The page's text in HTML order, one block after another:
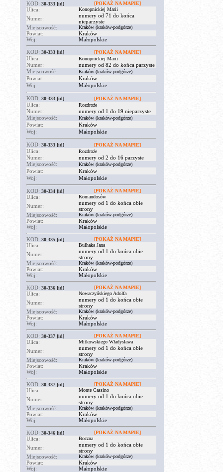
KOD: 30-333 [id] [POKAŻ NA MAPIE]
Ulica: Konopnickiej Marii
Numer:
numery od 71 do końca
nieparzyste
Miejscowość:
Kraków (kraków-podgórze)
Powiat:
Kraków
Woj:
Małopolskie
KOD: 30-333 [id] [POKAŻ NA MAPIE]
Ulica: Konopnickiej Marii
Numer:
numery od 82 do końca parzyste
Miejscowość:
Kraków (kraków-podgórze)
Powiat:
Kraków
Woj:
Małopolskie
KOD: 30-333 [id] [POKAŻ NA MAPIE]
Ulica: Rozdroże
Numer:
numery od 1 do 19 nieparzyste
Miejscowość:
Kraków (kraków-podgórze)
Powiat:
Kraków
Woj:
Małopolskie
KOD: 30-333 [id] [POKAŻ NA MAPIE]
Ulica: Rozdroże
Numer:
numery od 2 do 16 parzyste
Miejscowość:
Kraków (kraków-podgórze)
Powiat:
Kraków
Woj:
Małopolskie
KOD: 30-334 [id] [POKAŻ NA MAPIE]
Ulica: Komandosów
Numer:
numery od 1 do końca obie
strony
Miejscowość:
Kraków (kraków-podgórze)
Powiat:
Kraków
Woj:
Małopolskie
KOD: 30-335 [id] [POKAŻ NA MAPIE]
Ulica: Bułhaka Jana
Numer:
numery od 1 do końca obie
strony
Miejscowość:
Kraków (kraków-podgórze)
Powiat:
Kraków
Woj:
Małopolskie
KOD: 30-336 [id] [POKAŻ NA MAPIE]
Ulica: Nowaczyńskiego Adolfa
Numer:
numery od 1 do końca obie
strony
Miejscowość:
Kraków (kraków-podgórze)
Powiat:
Kraków
Woj:
Małopolskie
KOD: 30-337 [id] [POKAŻ NA MAPIE]
Ulica: Mitkowskiego Władysława
Numer:
numery od 1 do końca obie
strony
Miejscowość:
Kraków (kraków-podgórze)
Powiat:
Kraków
Woj:
Małopolskie
KOD: 30-337 [id] [POKAŻ NA MAPIE]
Ulica: Monte Cassino
Numer:
numery od 1 do końca obie
strony
Miejscowość:
Kraków (kraków-podgórze)
Powiat:
Kraków
Woj:
Małopolskie
KOD: 30-346 [id] [POKAŻ NA MAPIE]
Ulica: Boczna
Numer:
numery od 1 do końca obie
strony
Miejscowość:
Kraków (kraków-podgórze)
Powiat:
Kraków
Woj:
Małopolskie